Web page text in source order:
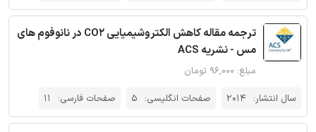
ترجمه مقاله کاهش الکتروشیمیایی CO2 در نانوفوم های
مس - نشریه ACS
مبلغ: ۹۶,۰۰۰ تومان
سال انتشار: 2014 صفحات انگلیسی: 5 صفحات فارسی: 11